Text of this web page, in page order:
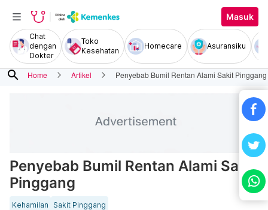
Masuk
Chat
dengan
Dokter
Toko
Kesehatan
Homecare Asuransiku
search Home Artikel Penyebab Bumil Rentan Alami Sakit Pinggang
Penyebab Bumil Rentan Alami Sakit
Pinggang
Kehamilan
Sakit Pinggang